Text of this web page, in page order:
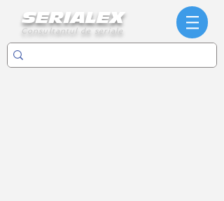
SERIALEX
Consultantul de seriale